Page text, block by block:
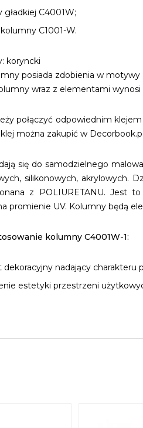
gładkiej C4001W;
C1001-W.
koryncki
posiada zdobienia w motywy
wraz z elementami wynosi
połączyć odpowiednim
można zakupić w
się do samodzielnego
silikonowych, akrylowych.
z POLIURETANU. Jest
promienie UV. Kolumny będą
kolumny C4001W-1:
dekoracyjny nadający charakteru
estetyki przestrzeni